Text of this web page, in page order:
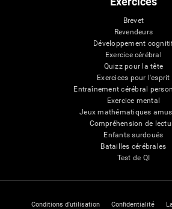
Brevet
Revendeurs
Développement
Exercice cérébral
Quizz pour la tête
Exercices pour l'esprit
Entraînement cérébral
Exercice mental
Jeux mathématiques
Compréhension de
Enfants surdoués
Batailles cérébrales
Test de QI
Conditions d'utilisation Confidentialité